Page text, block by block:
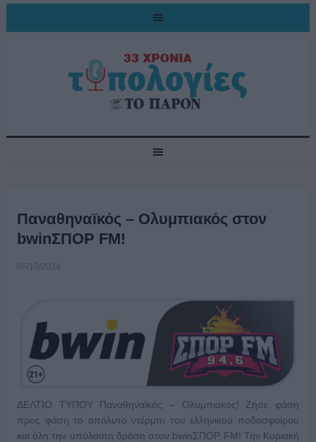
Παναθηναϊκός – Ολυμπιακός στον
bwinΣΠΟΡ FM!
05/10/2024
ΔΕΛΤΙΟ ΤΥΠΟΥ Παναθηναϊκός – Ολυμπιακός! Ζήσε φάση
προς φάση το απόλυτο ντέρμπι του ελληνικού ποδοσφαίρου
και όλη την υπόλοιπη δράση στον bwinΣΠΟΡ FM! Την Κυριακή